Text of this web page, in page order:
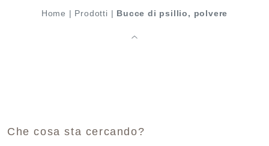
Home | Prodotti | Bucce di psillio, polvere
Che cosa sta cercando?